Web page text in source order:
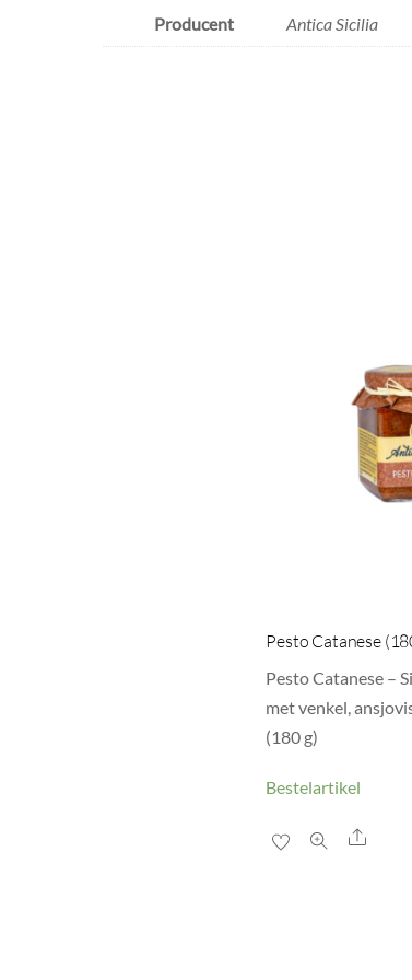
Producent Antica Sicilia
Pesto Catanese
Pesto Catanese –
met venkel,
(180 g)
Bestelartikel
Share